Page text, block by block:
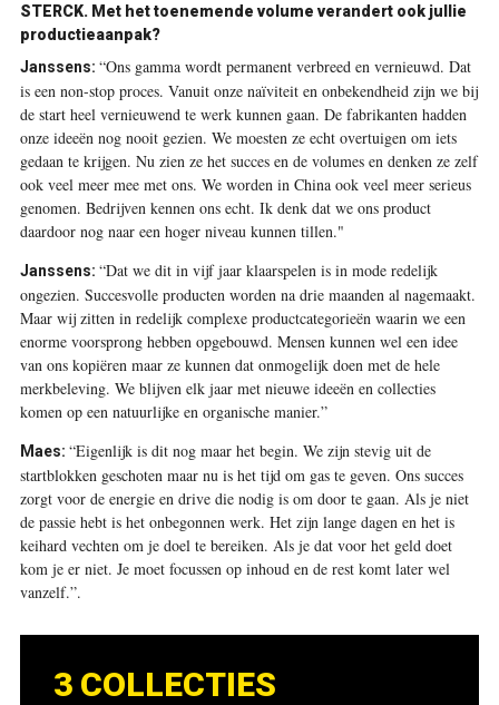
STERCK. Met het toenemende volume verandert ook jullie
productieaanpak?
Janssens: “Ons gamma wordt permanent verbreed en vernieuwd. Dat
is een non-stop proces. Vanuit onze naïviteit en onbekendheid zijn we bij
de start heel vernieuwend te werk kunnen gaan. De fabrikanten hadden
onze ideeën nog nooit gezien. We moesten ze echt overtuigen om iets
gedaan te krijgen. Nu zien ze het succes en de volumes en denken ze zelf
ook veel meer mee met ons. We worden in China ook veel meer serieus
genomen. Bedrijven kennen ons echt. Ik denk dat we ons product
daardoor nog naar een hoger niveau kunnen tillen."
Janssens: “Dat we dit in vijf jaar klaarspelen is in mode redelijk
ongezien. Succesvolle producten worden na drie maanden al nagemaakt.
Maar wij zitten in redelijk complexe productcategorieën waarin we een
enorme voorsprong hebben opgebouwd. Mensen kunnen wel een idee
van ons kopiëren maar ze kunnen dat onmogelijk doen met de hele
merkbeleving. We blijven elk jaar met nieuwe ideeën en collecties
komen op een natuurlijke en organische manier.”
Maes: “Eigenlijk is dit nog maar het begin. We zijn stevig uit de
startblokken geschoten maar nu is het tijd om gas te geven. Ons succes
zorgt voor de energie en drive die nodig is om door te gaan. Als je niet
de passie hebt is het onbegonnen werk. Het zijn lange dagen en het is
keihard vechten om je doel te bereiken. Als je dat voor het geld doet
kom je er niet. Je moet focussen op inhoud en de rest komt later wel
vanzelf.”.
3 COLLECTIES